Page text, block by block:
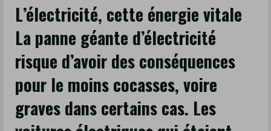
Selon
certaines
informations
déjà
publiées
par
nos
confrères
L’électricité, cette énergie vitale
La panne géante d’électricité
risque d’avoir des conséquences
pour le moins cocasses, voire
graves dans certains cas. Les